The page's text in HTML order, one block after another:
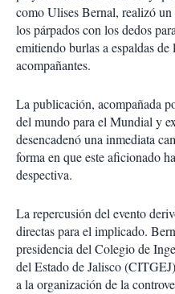
como Ulises Bernal, realizó un
los párpados con los dedos
emitiendo burlas a espaldas
acompañantes.
La publicación, acompañada
del mundo para el Mundial y
desencadenó una inmediata
forma en que este aficionado
despectiva.
La repercusión del evento
directas para el implicado.
presidencia del Colegio de
del Estado de Jalisco
a la organización de la